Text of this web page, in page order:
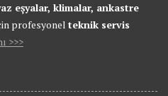
eşyalar, klimalar, ankastre
profesyonel teknik servis
>>>